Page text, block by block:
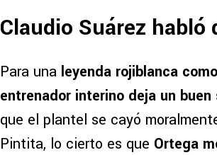
Claudio Suárez habló
Para una leyenda rojiblanca
entrenador interino deja un
que el plantel se cayó
Pintita, lo cierto es que Ortega